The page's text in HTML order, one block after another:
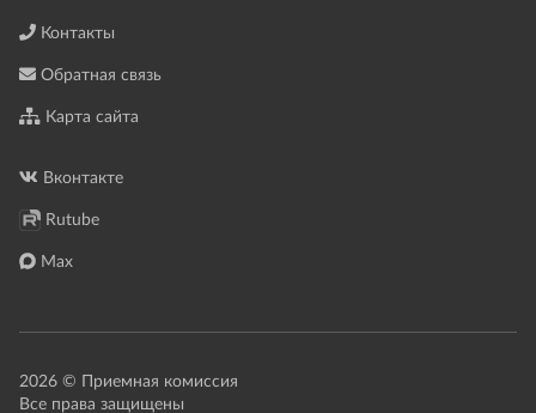
Контакты
Обратная связь
Карта сайта
Вконтакте
Rutube
Max
2026 © Приемная комиссия
Все права защищены